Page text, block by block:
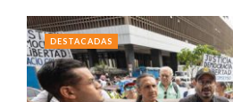
DESTACADAS